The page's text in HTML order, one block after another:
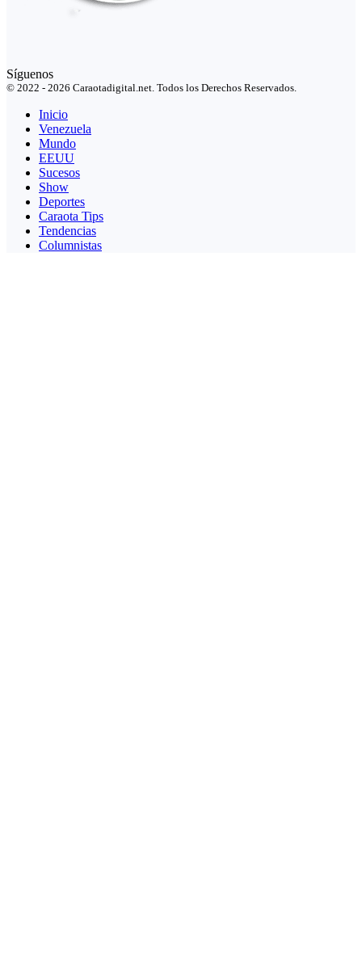
Síguenos
© 2022 - 2026 Caraotadigital.net. Todos los Derechos Reservados.
Inicio
Venezuela
Mundo
EEUU
Sucesos
Show
Deportes
Caraota Tips
Tendencias
Columnistas